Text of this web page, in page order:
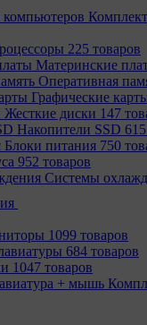
225 товаров
Материнcкие
Оперативная
Графические
Жесткие диски 147
Накопители SSD
Блоки питания 750
952 товаров
Системы
1099 товаров
684 товаров
1047 товаров